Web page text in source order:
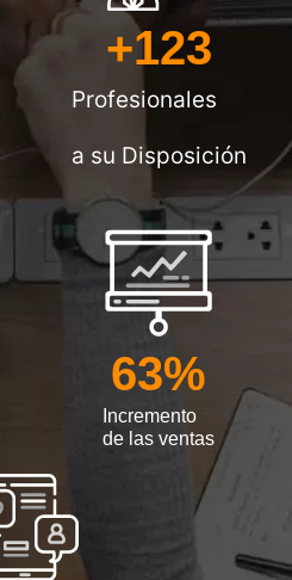
Profesionales
a su Disposición
+123
Incremento
de las ventas
63%